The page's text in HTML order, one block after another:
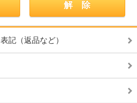
記（返品など）